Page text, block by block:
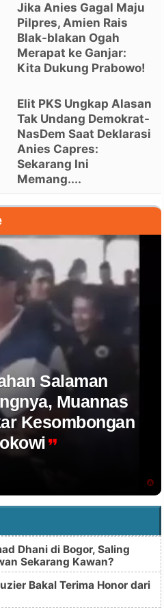
Jika Anies Gagal Maju
Pilpres, Amien Rais
Blak-blakan Ogah
Merapat ke Ganjar:
Kita Dukung Prabowo!
Elit PKS Ungkap Alasan
Tak Undang Demokrat-
NasDem Saat Deklarasi
Anies Capres:
Sekarang Ini
Memang....
Salaman
Muannas
Kesombongan
Dhani di Bogor, Saling
Sekarang Kawan?
Bakal Terima Honor dari